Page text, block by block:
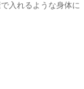
入れるような身体に